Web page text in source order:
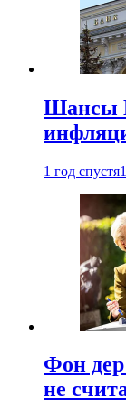
Шансы
1 год спустя
Фон
не